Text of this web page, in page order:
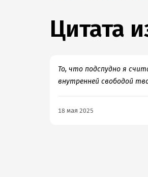
Цитата
То, что подспудно я
внутренней свободой
18 мая 2025